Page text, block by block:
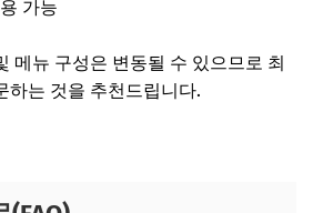
가능
메뉴 구성은 변동될 수 있으므로 최
하는 것을 추천드립니다.